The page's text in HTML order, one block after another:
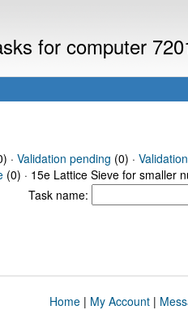
for computer
· Validation pending (0) ·
(0) · 15e Lattice Sieve for smaller
Task name:
Home| My Account|